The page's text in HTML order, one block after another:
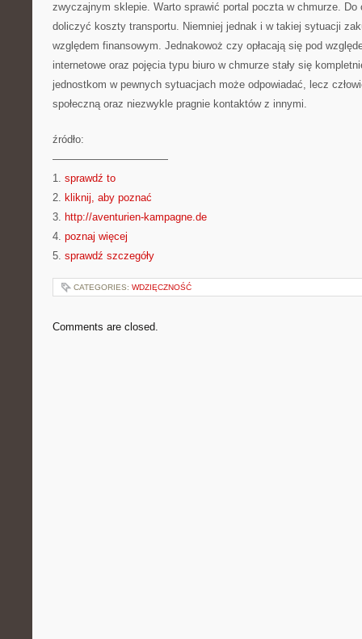
zwyczajnym sklepie. Warto sprawić portal poczta w chmurze. Do
doliczyć koszty transportu. Niemniej jednak i w takiej sytuacji
względem finansowym. Jednakowoż czy opłacają się pod
internetowe oraz pojęcia typu biuro w chmurze stały się
jednostkom w pewnych sytuacjach może odpowiadać, lecz
społeczną oraz niezwykle pragnie kontaktów z innymi.
źródło:
———————————
1. sprawdź to
2. kliknij, aby poznać
3. http://aventurien-kampagne.de
4. poznaj więcej
5. sprawdź szczegóły
CATEGORIES: WDZIĘCZNOŚĆ
Comments are closed.